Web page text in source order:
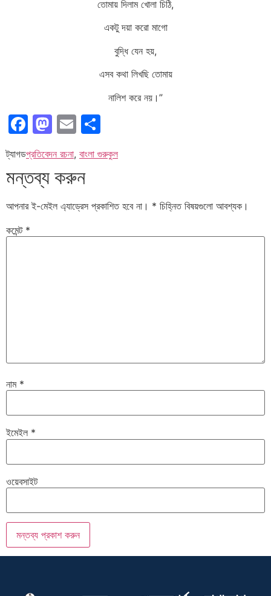
তোমায় দিলাম খোলা চিঠি,
একটু দয়া করো মাগো
বুদ্ধি যেন হয়,
এসব কথা লিখছি তোমায়
নালিশ করে নয়।”
Facebook
Mastodon
Email
ট্যাগডপ্রতিবেদন রচনা, বাংলা গুরুকুল
মন্তব্য করুন
আপনার ই-মেইল এ্যাড্রেস প্রকাশিত হবে না। * চিহ্নিত বিষয়গুলো আবশ্যক।
কমেন্ট *
নাম *
ইমেইল *
ওয়েবসাইট